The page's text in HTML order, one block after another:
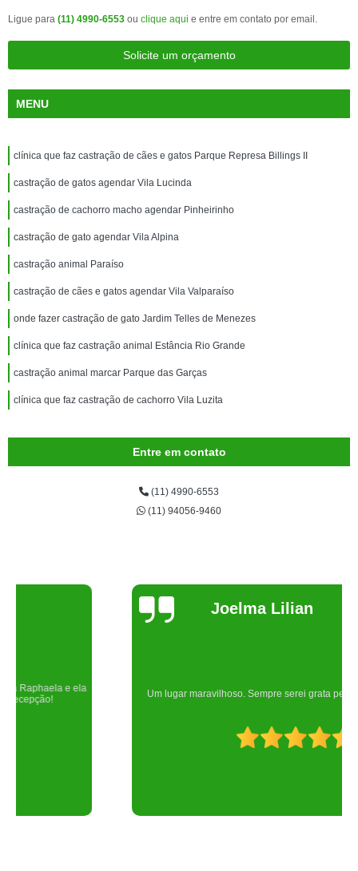
Ligue para (11) 4990-6553 ou clique aqui e entre em contato por email.
Solicite um orçamento
MENU
clínica que faz castração de cães e gatos Parque Represa Billings II
castração de gatos agendar Vila Lucinda
castração de cachorro macho agendar Pinheirinho
castração de gato agendar Vila Alpina
castração animal Paraíso
castração de cães e gatos agendar Vila Valparaíso
onde fazer castração de gato Jardim Telles de Menezes
clínica que faz castração animal Estância Rio Grande
castração animal marcar Parque das Garças
clínica que faz castração de cachorro Vila Luzita
Entre em contato
(11) 4990-6553
(11) 94056-9460
Joelma Lilian
Um lugar maravilhoso. Sempre serei grata pelo que fizeram por nós!